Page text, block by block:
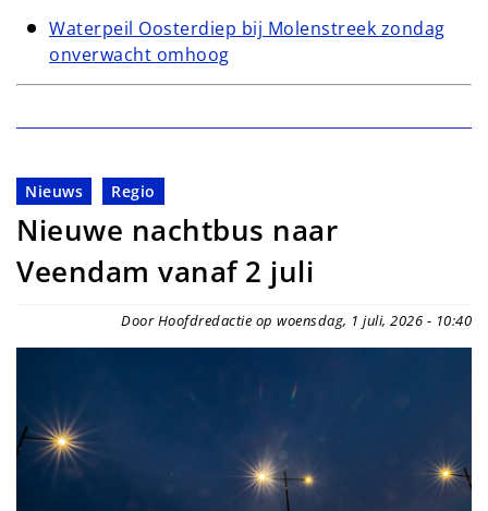
Waterpeil Oosterdiep bij Molenstreek zondag
onverwacht omhoog
Nieuws Regio
Nieuwe nachtbus naar
Veendam vanaf 2 juli
Door Hoofdredactie op woensdag, 1 juli, 2026 - 10:40